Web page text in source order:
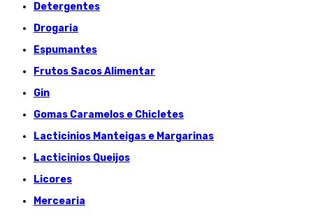
Detergentes
Drogaria
Espumantes
Frutos Sacos Alimentar
Gin
Gomas Caramelos e Chicletes
Lacticinios Manteigas e Margarinas
Lacticinios Queijos
Licores
Mercearia